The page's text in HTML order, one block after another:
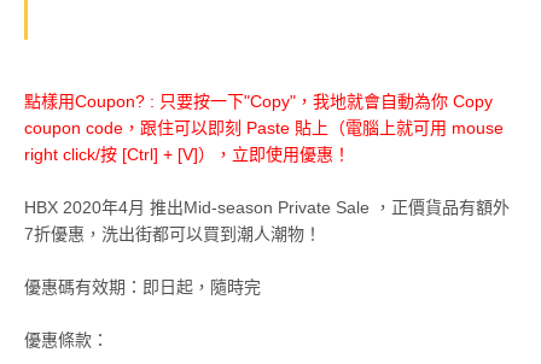
點樣用Coupon? : 只要按一下"Copy"，我地就會自動為你 Copy
coupon code，跟住可以即刻 Paste 貼上（電腦上就可用 mouse
right click/按 [Ctrl] + [V]），立即使用優惠！
HBX 2020年4月 推出Mid-season Private Sale ，正價貨品有額外
7折優惠，洗出街都可以買到潮人潮物！
優惠碼有效期：即日起，隨時完
優惠條款：